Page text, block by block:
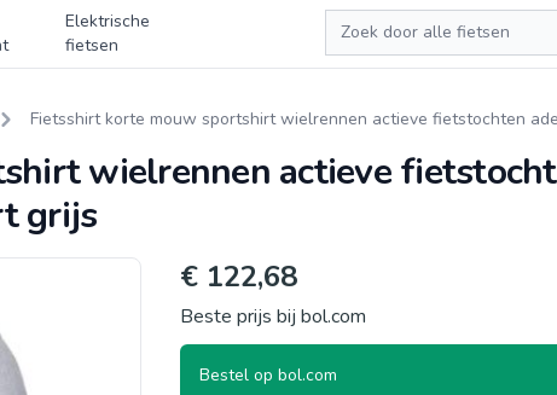
Elektrische
fietsen
Zoeken
Fietsshirt korte mouw sportshirt wielrennen actieve fietstochten
wielrennen actieve
grijs
€ 122,68
Beste prijs bij bol.com
Bestel op bol.com